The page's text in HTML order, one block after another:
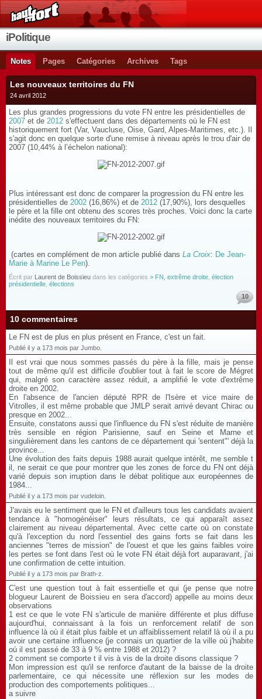
iPolitique
Notes Pages Catégories Archives Tags
Les nouveaux territoires du FN
24 avril 2012
Les plus grandes progressions du vote FN entre les présidentielles de
2007 et de 2012 s'effectuent dans des départements où le FN est
historiquement fort (Var, Vaucluse, Oise, Gard, Alpes-Maritimes, etc.). Il
s'agit donc en quelque sorte d'une remise à niveau après le trou d'air de
2007 (10,44% à l’échelon national):
Plus intéressant est donc de comparer la progression du FN entre les
présidentielles de 2002 (16,86%) et de 2012 (17,90%), lors desquelles
le père et la fille ont obtenu des scores très proches. Voici donc la carte
inédite des nouveaux territoires du FN:
(cartes en complément de mon article publié dans La Croix: De Jean-
Marie à Marine Le Pen).
Écrit par Laurent de Boissieu dans les catégories > FN, extrême droite élection
présidentielle élections
10
10 commentaires
Le FN est de plus en plus présent en France, c'est un fait.
Publié il y a 173 mois par Jumbo.
Il est vrai que nous sommes passés du père à la fille, mais je pense
tout de même qu'il est difficile d'oublier tout à fait le score de Mégret
qui, malgré son caractère assez réduit, a amplifié le vote d'extrême
droite en 2002.
En l'absence de l'ancien député RPR de l'Isère et vice maire de
Vitrolles, il est même probable que JMLP serait arrivé devant Chirac ou
presque en 2002...
Ensuite, constatons aussi que l'influence du FN s'est réduite de manière
très sensible en région Parisienne, sauf en Seine et Marne et
singulièrement dans les cantons de ce département qui 'sentent"' déjà la
province...
Une évolution des faits depuis 1988 aurait quelque intérêt, me semble t
il, ne serait ce que pour montrer que les zones de force du FN ont déjà
varié depuis son irruption dans le débat politique aux européennes de
1984...
Publié il y a 173 mois par vudeloin.
J'avais eu le sentiment que le FN et d'ailleurs tous les candidats avaient
tendance à "homogénéiser" leurs résultats, ce qui apparaît assez
clairement au niveau départemental. Avec cette carte où on constate
qu'à l'exception du nord l'essentiel des gains forts se fait dans les
anciennes "terres de mission" de l'ouest et que les gains faibles voire
les pertes se font dans l'est où le vote FN était déjà fort auparavant, j'ai
une confirmation de cette intuition.
Publié il y a 173 mois par Brath-z.
C'est une question tout à fait essentielle et qui (je pense que notre
blogueur Laurent de Boissieu en sera d'accord) appelle au moins deux
observations
1 est ce que le vote FN s'articule de manière différente et plus diffuse
aujourd'hui, connaissant à la fois un renforcement relatif de son
influence là où il était plus faible et un affaiblissement relatif là où il a pu
avoir une certaine influence (je connais un quartier de la ville où j'habite
où il est passé de 33 à 9 % entre 1988 et 2012) ?
2 comment se comporte t il vis à vis de la droite disons classique ?
Mon impression est qu'il se renforce d'autant de la baisse de la droite
parlementaire, ce qui nécessite une réflexion sur les modes de
production des comportements politiques...
a suivre